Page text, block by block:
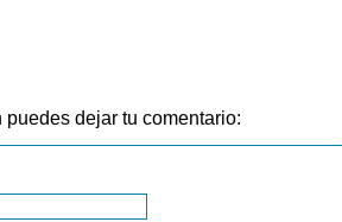
dejar tu comentario: